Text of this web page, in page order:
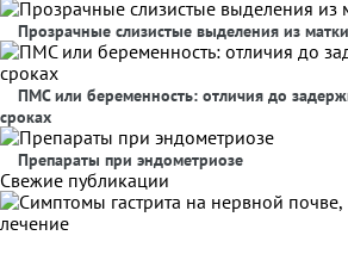
Прозрачные слизистые выделения из матки
ПМС или беременность: отличия до
сроках
Препараты при эндометриозе
Свежие публикации